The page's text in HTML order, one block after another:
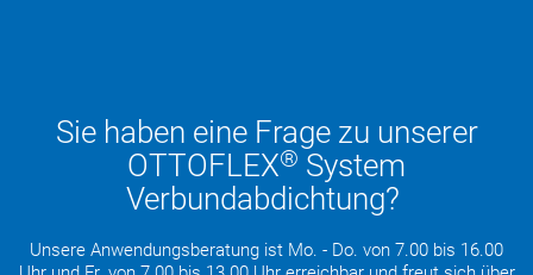
Sie haben eine Frage zu unserer
OTTOFLEX® System
Verbundabdichtung?
Unsere Anwendungsberatung ist Mo. - Do. von 7.00 bis 16.00